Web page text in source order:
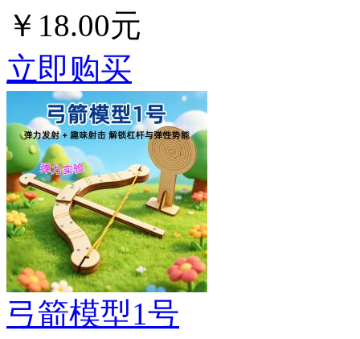
￥18.00元
立即购买
弓箭模型1号